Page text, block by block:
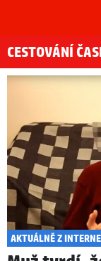
CESTOVÁNÍ
AKTUÁLNĚ Z